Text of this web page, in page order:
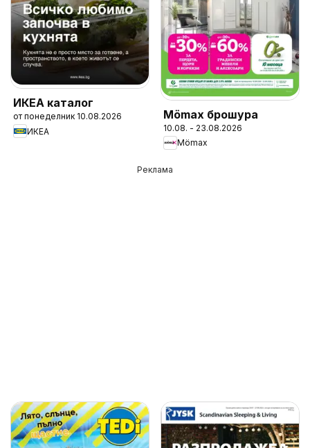
ИКЕА каталог
от понеделник 10.08.2026
ИКЕА
Mömax брошура
10.08. - 23.08.2026
Mömax
Реклама